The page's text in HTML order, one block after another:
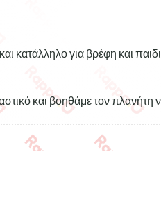
κατάλληλο για βρέφη και
και βοηθάμε τον πλανήτη